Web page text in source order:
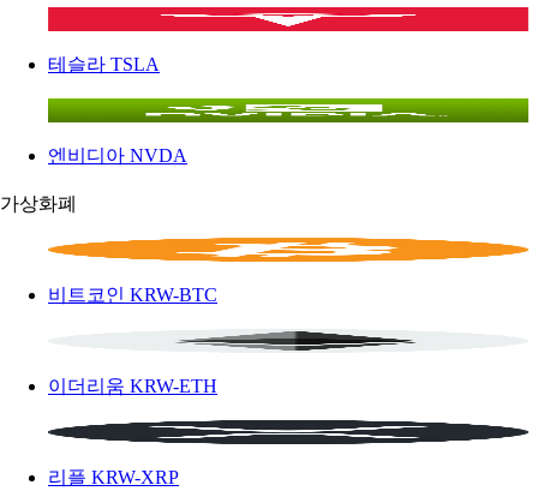
테슬라 TSLA
엔비디아 NVDA
가상화폐
비트코인 KRW-BTC
이더리움 KRW-ETH
리플 KRW-XRP